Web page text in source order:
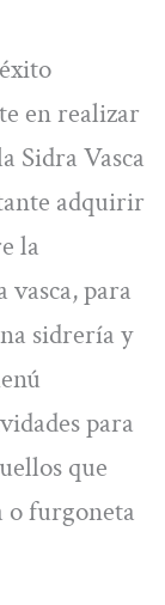
en realizar
Sidra Vasca
adquirir
la
para
sidrería y
para
que
o furgoneta